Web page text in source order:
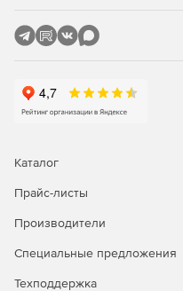
Каталог
Прайс-листы
Производители
Специальные предложения
Техподдержка